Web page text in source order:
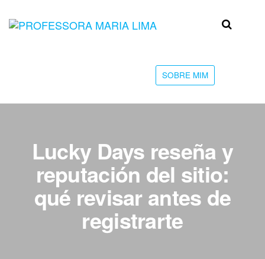
Professora
faculdade
SOBRE MIM
Lucky Days reseña y
reputación del sitio:
qué revisar antes de
registrarte